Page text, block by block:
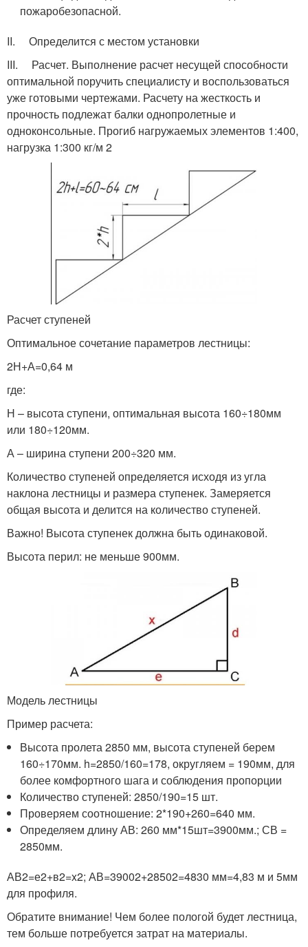
пожаробезопасной.
II. Определится с местом установки
III. Расчет. Выполнение расчет несущей способности
оптимальной поручить специалисту и воспользоваться
уже готовыми чертежами. Расчету на жесткость и
прочность подлежат балки однопролетные и
одноконсольные. Прогиб нагружаемых элементов 1:400,
нагрузка 1:300 кг/м 2
Расчет ступеней
Оптимальное сочетание параметров лестницы:
2Н+А=0,64 м
где:
Н – высота ступени, оптимальная высота 160÷180мм
или 180÷120мм.
А – ширина ступени 200÷320 мм.
Количество ступеней определяется исходя из угла
наклона лестницы и размера ступенек. Замеряется
общая высота и делится на количество ступеней.
Важно! Высота ступенек должна быть одинаковой.
Высота перил: не меньше 900мм.
Модель лестницы
Пример расчета:
Высота пролета 2850 мм, высота ступеней берем
160÷170мм. h=2850/160=178, округляем = 190мм, для
более комфортного шага и соблюдения пропорции
Количество ступеней: 2850/190=15 шт.
Проверяем соотношение: 2*190+260=640 мм.
Определяем длину АВ: 260 мм*15шт=3900мм.; СВ =
2850мм.
АВ2=е2+в2=x2; АВ=39002+28502=4830 мм=4,83 м и 5мм
для профиля.
Обратите внимание! Чем более пологой будет лестница,
тем больше потребуется затрат на материалы.